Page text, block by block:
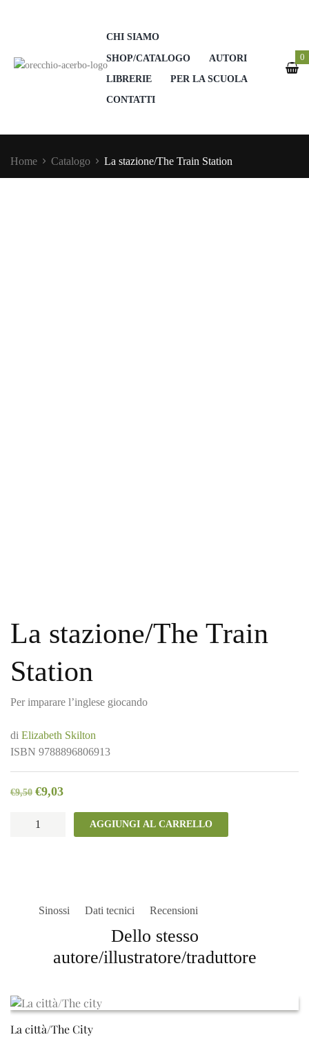
CHI SIAMO
SHOP/CATALOGO
AUTORI
LIBRERIE
PER LA SCUOLA
CONTATTI
0
Home Catalogo La stazione/The Train Station
La stazione/The Train
Station
Per imparare l’inglese giocando
di Elizabeth Skilton
ISBN 9788896806913
€9,50 €9,03
AGGIUNGI AL CARRELLO
Sinossi Dati tecnici Recensioni
Dello stesso
autore/illustratore/traduttore
La città/The City